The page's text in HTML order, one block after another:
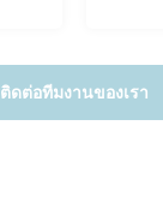
ติดต่อทีมงานของเรา